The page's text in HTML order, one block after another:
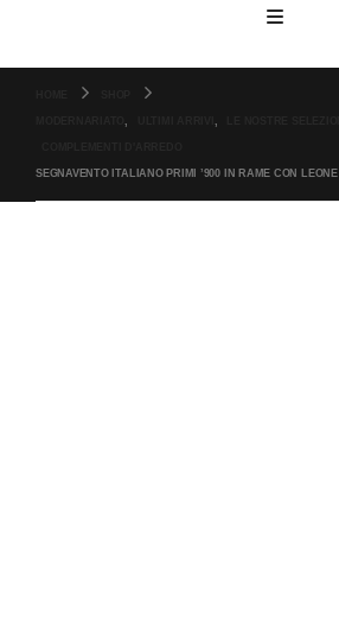
SEGNAVENTO ITALIANO PRIMI ’900 IN RAME CON LEONE